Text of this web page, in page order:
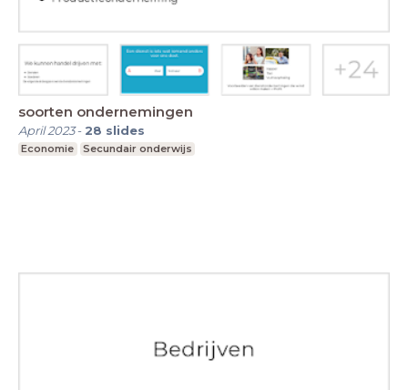
soorten ondernemingen
April 2023- 28 slides
Economie Secundair onderwijs